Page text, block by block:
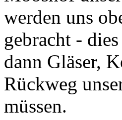
werden uns
gebracht -
dann Gläser,
Rückweg
müssen.